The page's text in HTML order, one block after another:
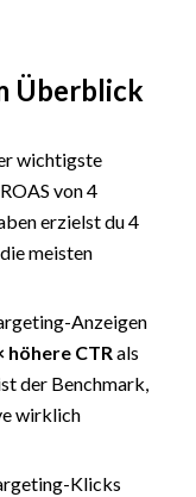
Überblick
wichtigste
von 4
erzielst du 4
meisten
Anzeigen
höhere CTRals
der Benchmark,
wirklich
Klicks